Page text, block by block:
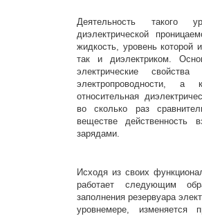
Деятельность такого
диэлектрической
жидкость, уровень которой
так и диэлектриком.
электрические
электропроводности, а
относительная
во сколько раз
веществе действенность
зарядами.
Исходя из своих
работает следующим
заполнения резервуара
уровнемере, изменяется